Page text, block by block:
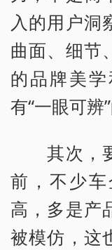
入的用户洞
曲面、细节
的品牌美
有“一眼可辨”
其次，要
前，不少
高，多是产
被模仿，这